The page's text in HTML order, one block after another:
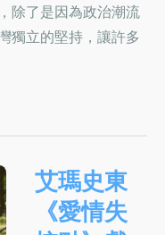
除了是因為政治潮流
獨立的堅持，讓許多
艾瑪史東
《愛情失